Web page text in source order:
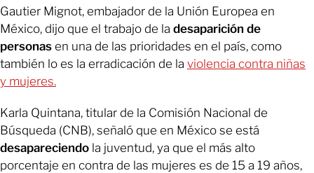
Gautier Mignot, embajador de la Unión Europea en
México, dijo que el trabajo de la desaparición de
personas en una de las prioridades en el país, como
también lo es la erradicación de la violencia contra niñas
y mujeres.
Karla Quintana, titular de la Comisión Nacional de
Búsqueda (CNB), señaló que en México se está
desapareciendo la juventud, ya que el más alto
porcentaje en contra de las mujeres es de 15 a 19 años,